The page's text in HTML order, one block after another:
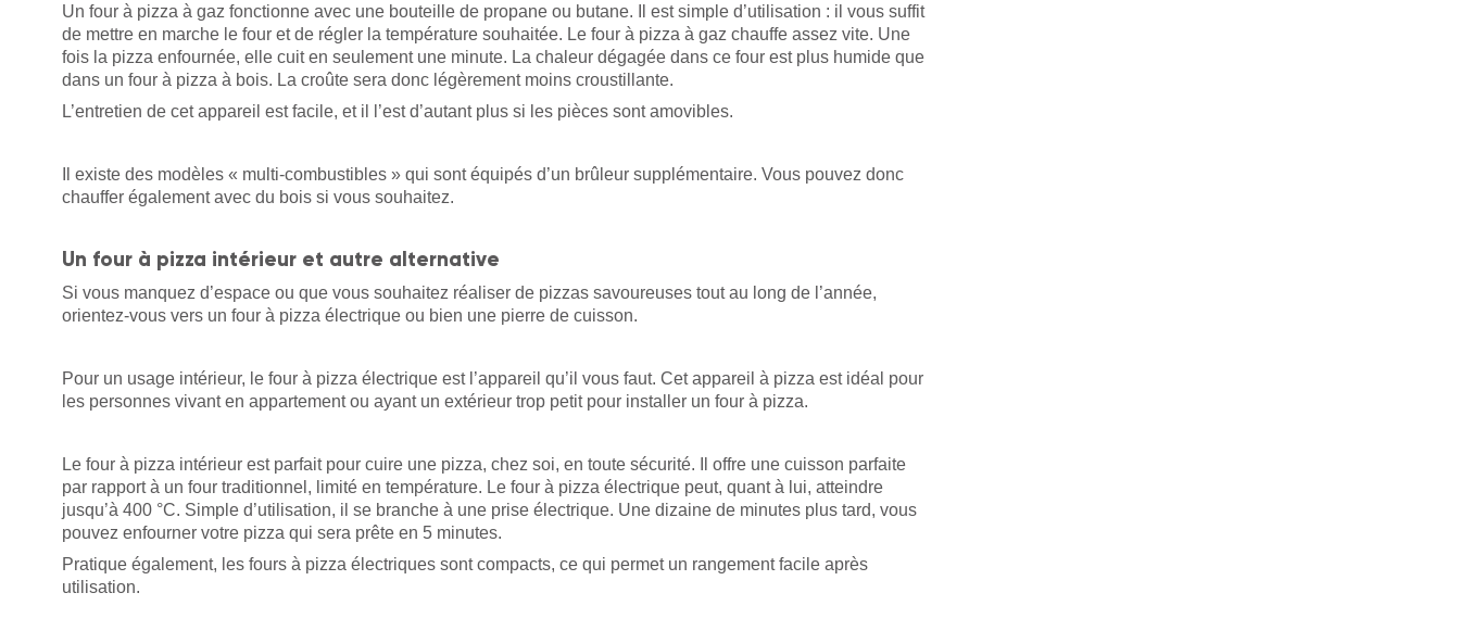
Un four à pizza à gaz fonctionne avec une bouteille de propane ou butane. Il est simple d’utilisation : il vous suffit
de mettre en marche le four et de régler la température souhaitée. Le four à pizza à gaz chauffe assez vite. Une
fois la pizza enfournée, elle cuit en seulement une minute. La chaleur dégagée dans ce four est plus humide que
dans un four à pizza à bois. La croûte sera donc légèrement moins croustillante.
L’entretien de cet appareil est facile, et il l’est d’autant plus si les pièces sont amovibles.
Il existe des modèles « multi-combustibles » qui sont équipés d’un brûleur supplémentaire. Vous pouvez donc
chauffer également avec du bois si vous souhaitez.
Un four à pizza intérieur et autre alternative
Si vous manquez d’espace ou que vous souhaitez réaliser de pizzas savoureuses tout au long de l’année,
orientez-vous vers un four à pizza électrique ou bien une pierre de cuisson.
Pour un usage intérieur, le four à pizza électrique est l’appareil qu’il vous faut. Cet appareil à pizza est idéal pour
les personnes vivant en appartement ou ayant un extérieur trop petit pour installer un four à pizza.
Le four à pizza intérieur est parfait pour cuire une pizza, chez soi, en toute sécurité. Il offre une cuisson parfaite
par rapport à un four traditionnel, limité en température. Le four à pizza électrique peut, quant à lui, atteindre
jusqu’à 400 °C. Simple d’utilisation, il se branche à une prise électrique. Une dizaine de minutes plus tard, vous
pouvez enfourner votre pizza qui sera prête en 5 minutes.
Pratique également, les fours à pizza électriques sont compacts, ce qui permet un rangement facile après
utilisation.